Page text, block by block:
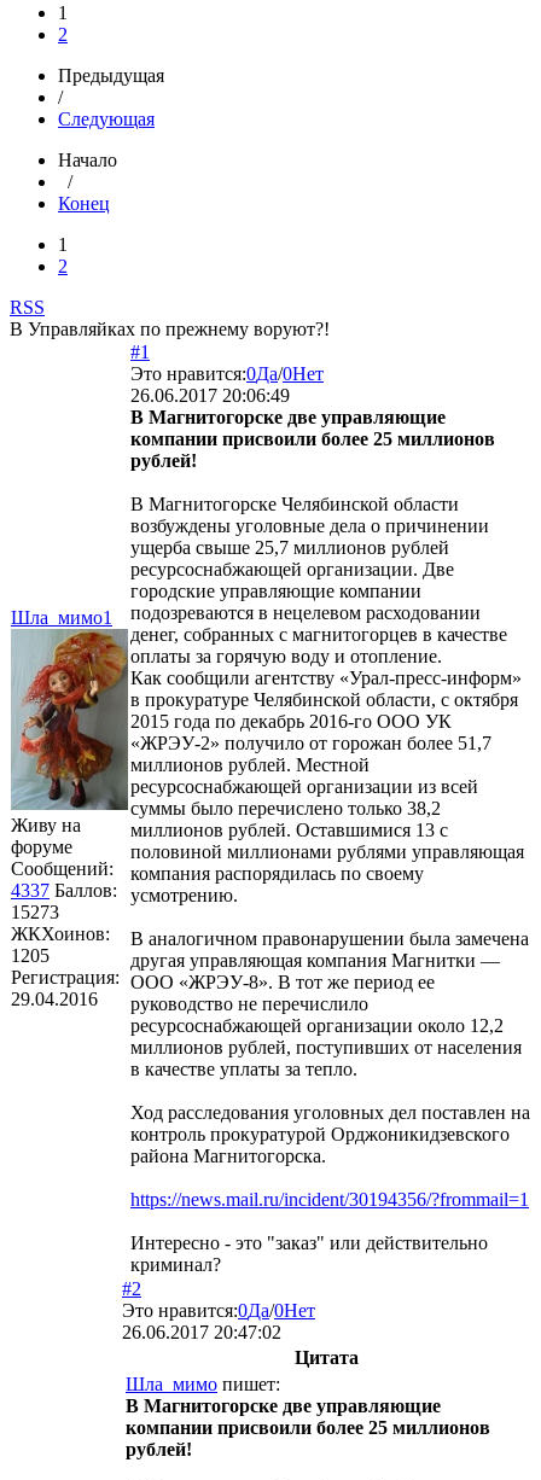
1
2
Предыдущая
/
Следующая
Начало
/
Конец
1
2
RSS
В Управляйках по прежнему воруют?!
Шла_мимо1
Живу на
форуме
Сообщений:
4337 Баллов:
15273
ЖКХоинов:
1205
Регистрация:
29.04.2016
#1
Это нравится:0Да/0Нет
26.06.2017 20:06:49
В Магнитогорске две управляющие
компании присвоили более 25 миллионов
рублей!
В Магнитогорске Челябинской области
возбуждены уголовные дела о причинении
ущерба свыше 25,7 миллионов рублей
ресурсоснабжающей организации. Две
городские управляющие компании
подозреваются в нецелевом расходовании
денег, собранных с магнитогорцев в качестве
оплаты за горячую воду и отопление.
Как сообщили агентству «Урал-пресс-информ»
в прокуратуре Челябинской области, с октября
2015 года по декабрь 2016-го ООО УК
«ЖРЭУ-2» получило от горожан более 51,7
миллионов рублей. Местной
ресурсоснабжающей организации из всей
суммы было перечислено только 38,2
миллионов рублей. Оставшимися 13 с
половиной миллионами рублями управляющая
компания распорядилась по своему
усмотрению.
В аналогичном правонарушении была замечена
другая управляющая компания Магнитки —
ООО «ЖРЭУ-8». В тот же период ее
руководство не перечислило
ресурсоснабжающей организации около 12,2
миллионов рублей, поступивших от населения
в качестве уплаты за тепло.
Ход расследования уголовных дел поставлен на
контроль прокуратурой Орджоникидзевского
района Магнитогорска.
https://news.mail.ru/incident/30194356/?frommail=1
Интересно - это "заказ" или действительно
криминал?
#2
Это нравится:0Да/0Нет
26.06.2017 20:47:02
Цитата
Шла_мимо пишет:
В Магнитогорске две управляющие
компании присвоили более 25 миллионов
рублей!